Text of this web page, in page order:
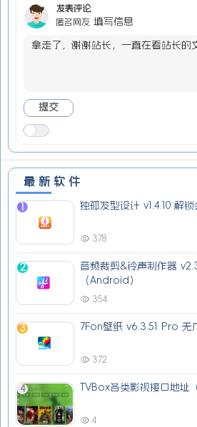
发表评论
匿名网友 填写信息
最新软件
1 独孤发型设计 v1.4.10 解
378
2
音频裁剪&铃声制作器
（Android）
354
3 7Fon壁纸 v6.3.51 Pro 无
372
4 TVBox各类影视接口地址
4